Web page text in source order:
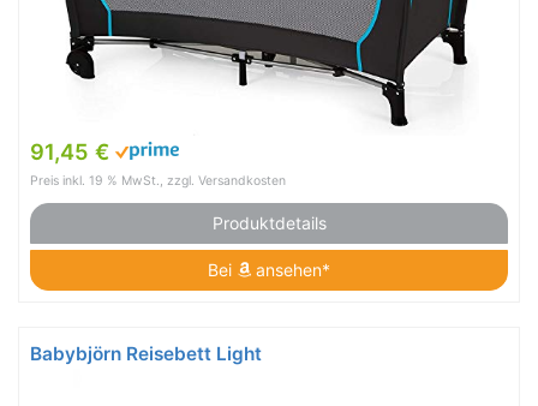
91,45 €
Preis inkl. 19 % MwSt., zzgl. Versandkosten
Produktdetails
Bei ansehen*
Babybjörn Reisebett Light